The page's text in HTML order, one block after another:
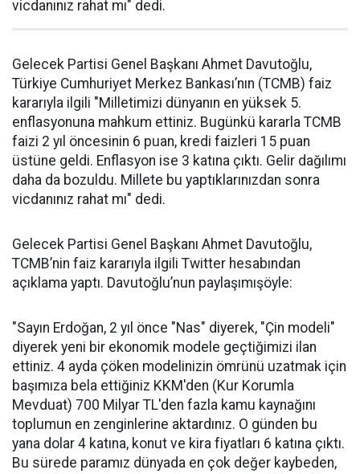
vicdanınız rahat mı" dedi.
Gelecek Partisi Genel Başkanı Ahmet Davutoğlu,
Türkiye Cumhuriyet Merkez Bankası’nın (TCMB) faiz
kararıyla ilgili "Milletimizi dünyanın en yüksek 5.
enflasyonuna mahkum ettiniz. Bugünkü kararla TCMB
faizi 2 yıl öncesinin 6 puan, kredi faizleri 15 puan
üstüne geldi. Enflasyon ise 3 katına çıktı. Gelir dağılımı
daha da bozuldu. Millete bu yaptıklarınızdan sonra
vicdanınız rahat mı" dedi.
Gelecek Partisi Genel Başkanı Ahmet Davutoğlu,
TCMB’nin faiz kararıyla ilgili Twitter hesabından
açıklama yaptı. Davutoğlu’nun paylaşımışöyle:
"Sayın Erdoğan, 2 yıl önce "Nas" diyerek, "Çin modeli"
diyerek yeni bir ekonomik modele geçtiğimizi ilan
ettiniz. 4 ayda çöken modelinizin ömrünü uzatmak için
başımıza bela ettiğiniz KKM'den (Kur Korumla
Mevduat) 700 Milyar TL'den fazla kamu kaynağını
toplumun en zenginlerine aktardınız. O günden bu
yana dolar 4 katına, konut ve kira fiyatları 6 katına çıktı.
Bu sürede paramız dünyada en çok değer kaybeden,